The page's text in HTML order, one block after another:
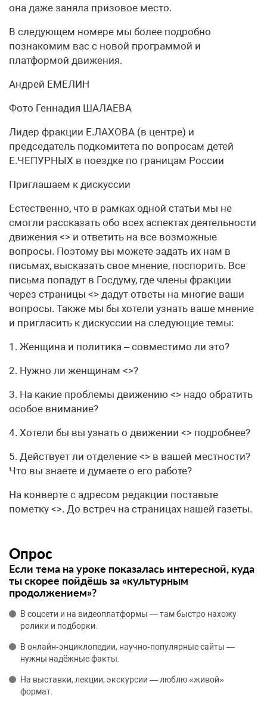
она даже заняла призовое место.
В следующем номере мы более подробно
познакомим вас с новой программой и
платформой движения.
Андрей ЕМЕЛИН
Фото Геннадия ШАЛАЕВА
Лидер фракции Е.ЛАХОВА (в центре) и
председатель подкомитета по вопросам детей
Е.ЧЕПУРНЫХ в поездке по границам России
Приглашаем к дискуссии
Естественно, что в рамках одной статьи мы не
смогли рассказать обо всех аспектах деятельности
движения <> и ответить на все возможные
вопросы. Поэтому вы можете задать их нам в
письмах, высказать свое мнение, поспорить. Все
письма попадут в Госдуму, где члены фракции
через страницы <> дадут ответы на многие ваши
вопросы. Также мы бы хотели узнать ваше мнение
и пригласить к дискуссии на следующие темы:
1. Женщина и политика – совместимо ли это?
2. Нужно ли женщинам <>?
3. На какие проблемы движению <> надо обратить
особое внимание?
4. Хотели бы вы узнать о движении <> подробнее?
5. Действует ли отделение <> в вашей местности?
Что вы знаете и думаете о его работе?
На конверте с адресом редакции поставьте
пометку <>. До встреч на страницах нашей газеты.
Опрос
Если тема на уроке показалась интересной, куда
ты скорее пойдёшь за «культурным
продолжением»?
В соцсети и на видеоплатформы — там быстро нахожу
ролики и подборки.
В онлайн‑энциклопедии, научно‑популярные сайты —
нужны надёжные факты.
На выставки, лекции, экскурсии — люблю «живой»
формат.